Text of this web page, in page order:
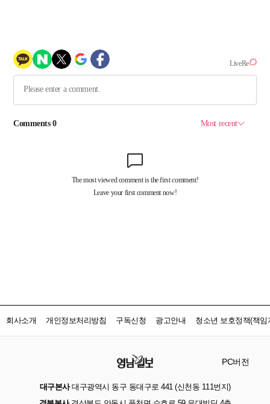
회사소개 개인정보처리방침 구독신청 광고안내 청소년 보호정책(책임
PC버전
대구본사대구광역시 동구 동대구로 441 (신천동 111번지)